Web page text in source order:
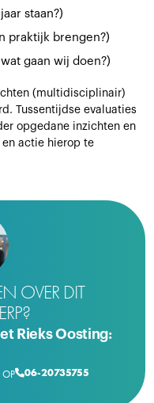
staan?)
praktijk brengen?)
gaan wij doen?)
(multidisciplinair)
Tussentijdse evaluaties
opgedane inzichten en
en actie hierop te
OVER DIT
Rieks Oosting:
OP06-20735755